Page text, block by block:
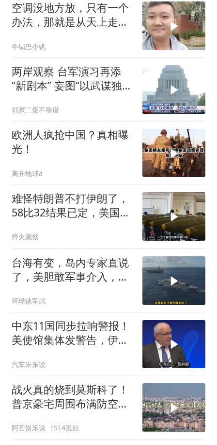
空调没地方放，只有一个
办法，那就是从天上走，
牛锅巴小钒
两岸观察 台军演习再添
“新剧本” 妄图“以武谋独”
邻家二蛋不靠谱
欧洲人疯抢中国？真相曝
光！
离开地球a
难怪特朗普不打伊朗了，
58比32结果已定，美国专
烽火观察
台海有变，岛内专家直说
了，美胆敢军事介入，战
环球谈军武
中东11国同步拉响警报！
美使馆集体发警告，伊朗
汽车乐乐说
战火真的烧到莫斯科了！
普京豪宅周围布满防空
阿芒娱乐说 1514跟贴